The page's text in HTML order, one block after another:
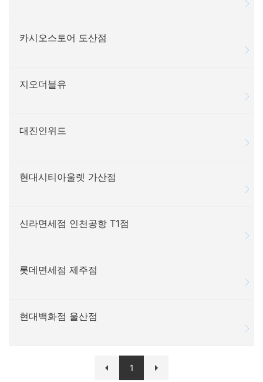
카시오스토어 도산점
지오더블유
대진인위드
현대시티아울렛 가산점
신라면세점 인천공항 T1점
롯데면세점 제주점
현대백화점 울산점
1